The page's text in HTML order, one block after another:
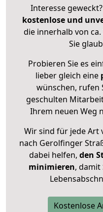
Interesse geweckt?
kostenlose und
die innerhalb von
Sie
Probieren Sie es
lieber gleich eine
wünschen, rufen
geschulten
Ihrem neuen Weg
Wir sind für jede Art
nach Gerolfinger
dabei helfen, den
minimieren, damit
Kostenlose